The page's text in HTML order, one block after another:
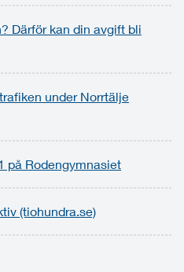
Därför kan din avgift bli
under Norrtälje
på Rodengymnasiet
(tiohundra.se)